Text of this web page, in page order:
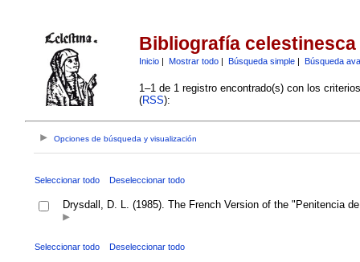
Bibliografía celestinesca
Inicio| Mostrar todo| Búsqueda simple| Búsqueda
1–1 de 1 registro encontrado(s) con los
(RSS):
Opciones de búsqueda y visualización
Seleccionar todo Deseleccionar todo
Drysdall, D. L. (1985). The French Version of the "Penitencia
Seleccionar todo Deseleccionar todo